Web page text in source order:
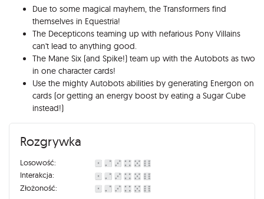
Due to some magical mayhem, the Transformers find
themselves in Equestria!
The Decepticons teaming up with nefarious Pony Villains
can't lead to anything good.
The Mane Six (and Spike!) team up with the Autobots as two
in one character cards!
Use the mighty Autobots abilities by generating Energon on
cards (or getting an energy boost by eating a Sugar Cube
instead!)
Rozgrywka
Losowość:
Interakcja:
Złożoność: